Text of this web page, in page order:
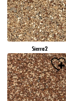
Sierra2